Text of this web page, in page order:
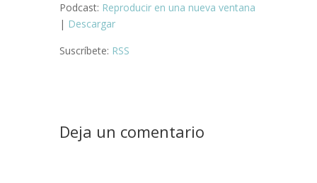
audio
Podcast: Reproducir en una nueva ventana
| Descargar
Suscríbete: RSS
Deja un comentario